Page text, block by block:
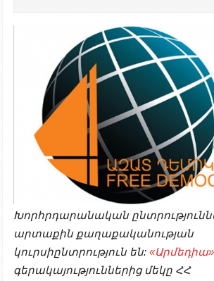
Խորհրդարանական
արտաքին քաղաքականության
կուրսիընտրություն են:
գերակայություններից մեկը ՀՀ